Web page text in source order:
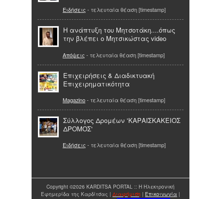
Ειδήσεις - τελευταία θέαση [timestamp]
Η ανάπτυξη του Μητσοτάκη....όπως
την βλέπει ο Μητσικώστας video
Απόψεις - τελευταία θέαση [timestamp]
Επιχειρήσεις & Διαδικτυακή
Επιχειρηματικότητα
Magazino- τελευταία θέαση [timestamp]
Σύλλογος Δρομέων 'ΚΑΡΑΙΣΚΑΚΕΙΟΣ
ΔΡΟΜΟΣ'
Ειδήσεις - τελευταία θέαση [timestamp]
Copyright ©2026 KARDITSA PORTAL :: Η Ηλεκτρονική
Εφημερίδα της Καρδίτσας | Διαφήμιση | Επικοινωνία |